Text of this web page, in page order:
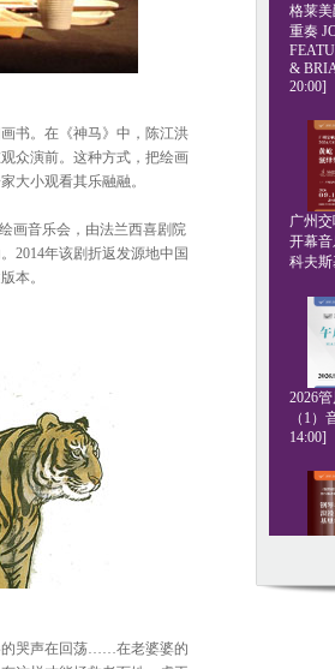
书。在《神马》中，陈江洪
众演前。这种方式，把绘画
大小观看其乐融融。
画音乐会，由法兰西喜剧院
2014年该剧折返发源地中国
本。
的哭声在回荡……在老婆婆的
格莱美
重奏
&
20:00]
广州
开幕
科夫斯
2026
（1）
14:00]
钢琴
·格斯